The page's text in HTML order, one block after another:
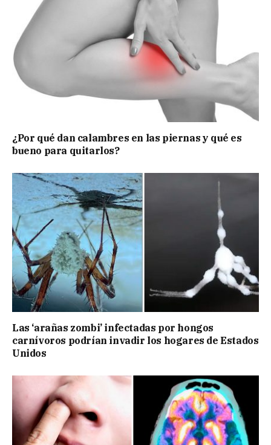
¿Por qué dan calambres en las piernas y qué es
bueno para quitarlos?
Las ‘arañas zombi’ infectadas por hongos
carnívoros podrían invadir los hogares de Estados
Unidos